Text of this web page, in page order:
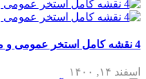
4 نقشه کامل استخر عمومی و مسکونی DWG
اسفند ۱۴, ۱۴۰۰